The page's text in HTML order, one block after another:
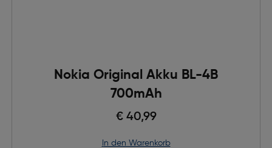
Nokia Original Akku BL-4B
700mAh
€ 40,99
in den Warenkorb